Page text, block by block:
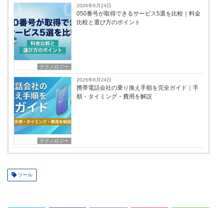
テクノロジー
2026年6月24日
050番号が取得できるサービス5選を比較｜料金
比較と選び方のポイント
テクノロジー
2026年6月24日
携帯電話会社の乗り換え手順を完全ガイド｜手
順・タイミング・費用を解説
ツール